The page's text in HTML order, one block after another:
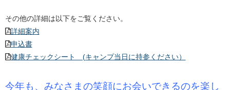
その他の詳細は以下をご覧ください。
詳細案内
申込書
健康チェックシート (キャンプ当日に持参ください）
今年も、みなさまの笑顔にお会いできるのを楽し